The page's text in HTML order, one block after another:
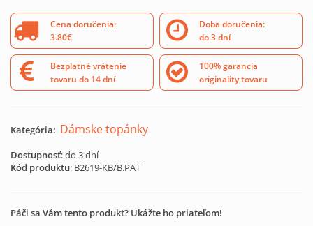
Cena doručenia:
3.80€
Doba doručenia:
do 3 dní
Bezplatné vrátenie
tovaru do 14 dní
100% garancia
originality tovaru
Kategória: Dámske topánky
Dostupnosť: do 3 dní
Kód produktu: B2619-KB/B.PAT
Páči sa Vám tento produkt? Ukážte ho priateľom!